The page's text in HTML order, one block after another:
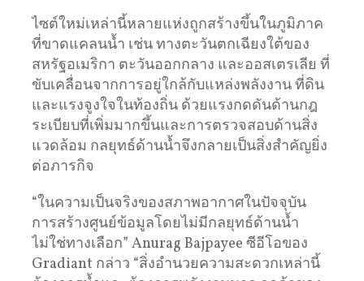
ไซต์ใหม่เหล่านี้หลายแห่งถูกสร้างขึ้นในภูมิภาค
ที่ขาดแคลนน้ำ เช่น ทางตะวันตกเฉียงใต้ของ
สหรัฐอเมริกา ตะวันออกกลาง และออสเตรเลีย ที่
ขับเคลื่อนจากการอยู่ใกล้กับแหล่งพลังงาน ที่ดิน
และแรงจูงใจในท้องถิ่น ด้วยแรงกดดันด้านกฎ
ระเบียบที่เพิ่มมากขึ้นและการตรวจสอบด้านสิ่ง
แวดล้อม กลยุทธ์ด้านน้ำจึงกลายเป็นสิ่งสำคัญยิ่ง
ต่อภารกิจ
“ในความเป็นจริงของสภาพอากาศในปัจจุบัน
การสร้างศูนย์ข้อมูลโดยไม่มีกลยุทธ์ด้านน้ำ
ไม่ใช่ทางเลือก” Anurag Bajpayee ซีอีโอของ
Gradiant กล่าว “สิ่งอำนวยความสะดวกเหล่านี้